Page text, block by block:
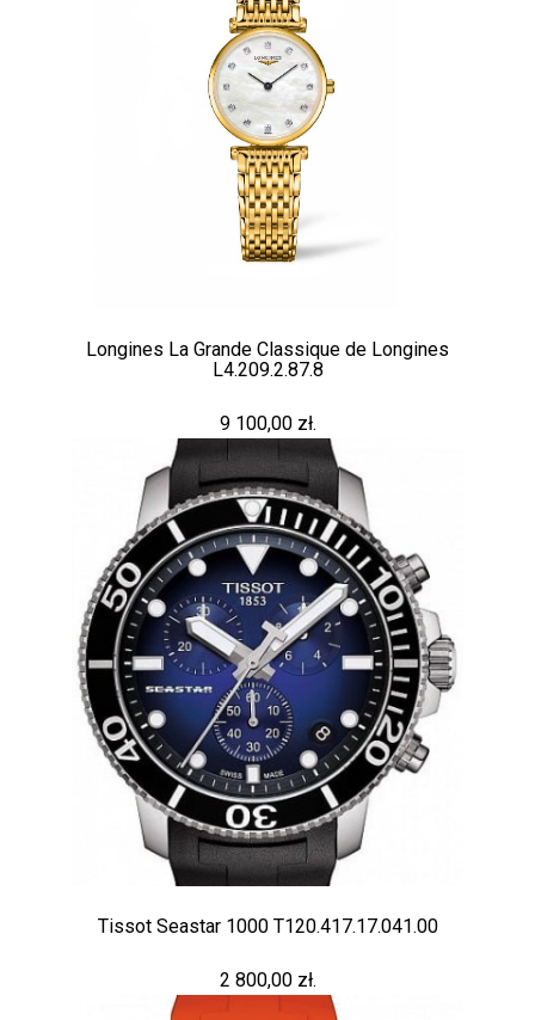
Longines La Grande Classique de Longines
L4.209.2.87.8
9 100,00 zł.
Tissot Seastar 1000 T120.417.17.041.00
2 800,00 zł.